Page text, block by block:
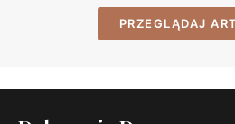
PRZEGLĄDAJ